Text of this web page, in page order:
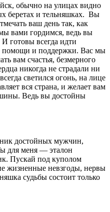
обычно на улицах видно
беретах и тельняшках. Вы
ваш день так, как
вами гордимся, ведь вы
готовы всегда идти
помощи и поддержки. Вас мы
вам счастья, безмерного
никогда не страдали ни
светился огонь, на лице
вся страна, и желает вам
Ведь вы достойны
достойных мужчин,
для меня — эталон
Пускай под куполом
жизненные невзгоды, нервы
судьбы состоит только